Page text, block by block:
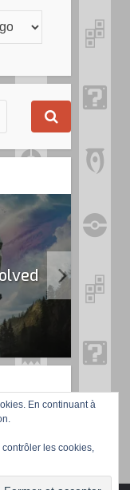
En continuant à
les cookies,